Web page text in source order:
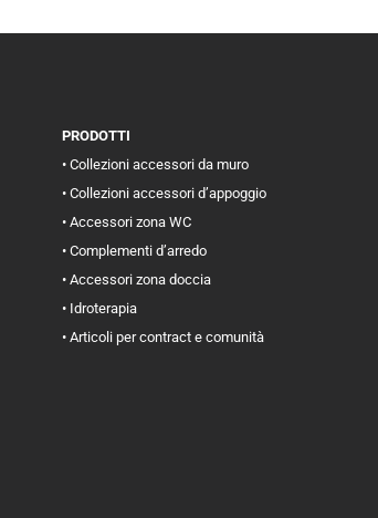
PRODOTTI
• Collezioni accessori da muro
• Collezioni accessori d’appoggio
• Accessori zona WC
• Complementi d’arredo
• Accessori zona doccia
• Idroterapia
• Articoli per contract e comunità